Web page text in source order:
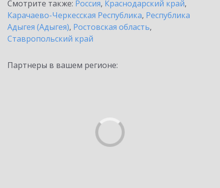
Смотрите также: Россия, Краснодарский край,
Карачаево-Черкесская Республика, Республика
Адыгея (Адыгея), Ростовская область,
Ставропольский край
Партнеры в вашем регионе: